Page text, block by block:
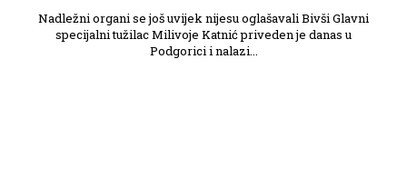
Nadležni organi se još uvijek nijesu oglašavali Bivši Glavni
specijalni tužilac Milivoje Katnić priveden je danas u
Podgorici i nalazi...